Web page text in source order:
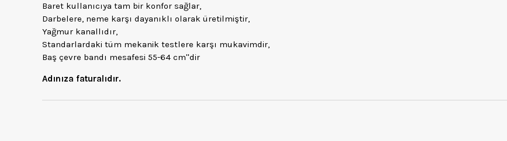
Baret kullanıcıya tam bir konfor sağlar,
Darbelere, neme karşı dayanıklı olarak üretilmiştir,
Yağmur kanallıdır,
Standarlardaki tüm mekanik testlere karşı mukavimdir,
Baş çevre bandı mesafesi 55-64 cm''dir
Adınıza faturalıdır.